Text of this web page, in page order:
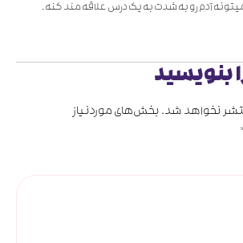
آدم رو به شدت به یک درس علاقه مند کنه.
بنویسید
نخواهد شد.بخش‌های موردنیاز
*